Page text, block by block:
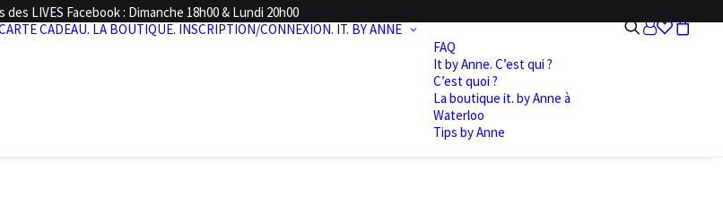
des LIVES Facebook : Dimanche 18h00 & Lundi 20h00
CADEAU. LA BOUTIQUE. INSCRIPTION/CONNEXION. IT. BY ANNE
FAQ
It by Anne. C’est qui ?
C’est quoi ?
La boutique it. by Anne à
Waterloo
Tips by Anne